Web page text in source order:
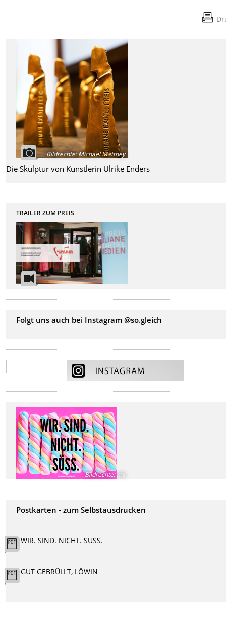
Bildrechte:Michael Matthey
Die Skulptur von Künstlerin Ulrike Enders
TRAILER ZUM PREIS
Folgt uns auch bei Instagram @so.gleich
Bildrechte:ms
Postkarten - zum Selbstausdrucken
WIR. SIND. NICHT. SÜSS.
GUT GEBRÜLLT, LÖWIN